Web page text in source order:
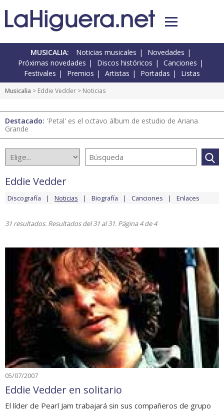
MUSICALIA: Noticias musicales
Novedades
Próximas novedades
Discos históricos
Canciones
Festivales
Premios Artistas Portadas Listas
Musicalia > Eddie Vedder > Noticias
Destacado: 'Petal' es el octavo álbum de estudio de Ariana
Grande
Eddie Vedder
Discografía Noticias Biografía Canciones Enlaces
31 resultados. Resultados del 31 al 31. Página 4 de 4
05/07/2007
Eddie Vedder en solitario
El líder de Pearl Jam trabajará sin sus compañeros de grupo